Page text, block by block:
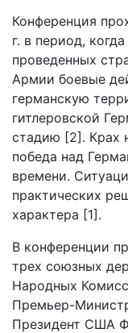
Конференция
г. в период,
проведенных
Армии боевые
германскую
гитлеровской
стадию [2]. Крах
победа над
времени.
практических
характера [1].
В конференции
трех союзных
Народных
Премьер-
Президент США